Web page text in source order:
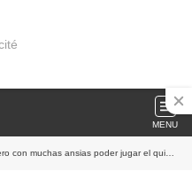
MENU
ansias poder jugar el quinto punto mañana"